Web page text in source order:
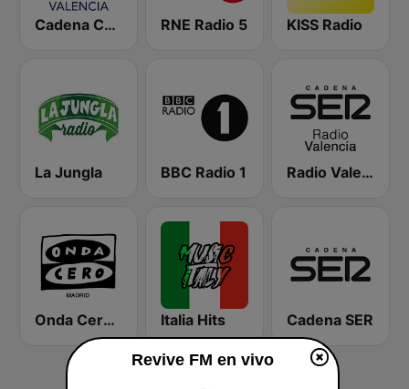
Cadena COPE Valencia RNE Radio 5 KISS Radio
La Jungla BBC Radio 1 Radio Valencia SER
Onda Cero Madrid Italia Hits Cadena SER
Revive FM en vivo